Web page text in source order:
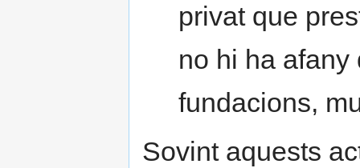
privat que
no hi ha
fundacions,
Sovint aquests